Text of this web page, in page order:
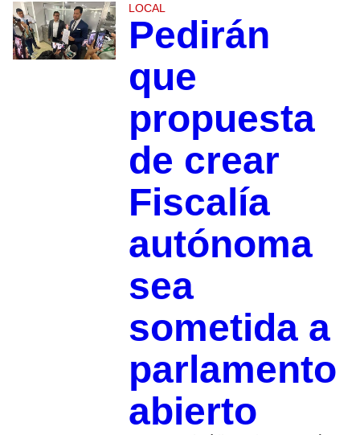
LOCAL
Pedirán
que
propuesta
de crear
Fiscalía
autónoma
sea
sometida a
parlamento
abierto